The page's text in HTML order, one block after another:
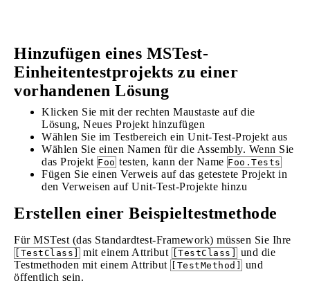
Hinzufügen eines MSTest-
Einheitentestprojekts zu einer
vorhandenen Lösung
Klicken Sie mit der rechten Maustaste auf die
Lösung, Neues Projekt hinzufügen
Wählen Sie im Testbereich ein Unit-Test-Projekt aus
Wählen Sie einen Namen für die Assembly. Wenn Sie
das Projekt Foo testen, kann der Name Foo.Tests
Fügen Sie einen Verweis auf das getestete Projekt in
den Verweisen auf Unit-Test-Projekte hinzu
Erstellen einer Beispieltestmethode
Für MSTest (das Standardtest-Framework) müssen Sie Ihre
[TestClass] mit einem Attribut [TestClass]
und die
Testmethoden mit einem Attribut
[TestMethod]
und
öffentlich sein.